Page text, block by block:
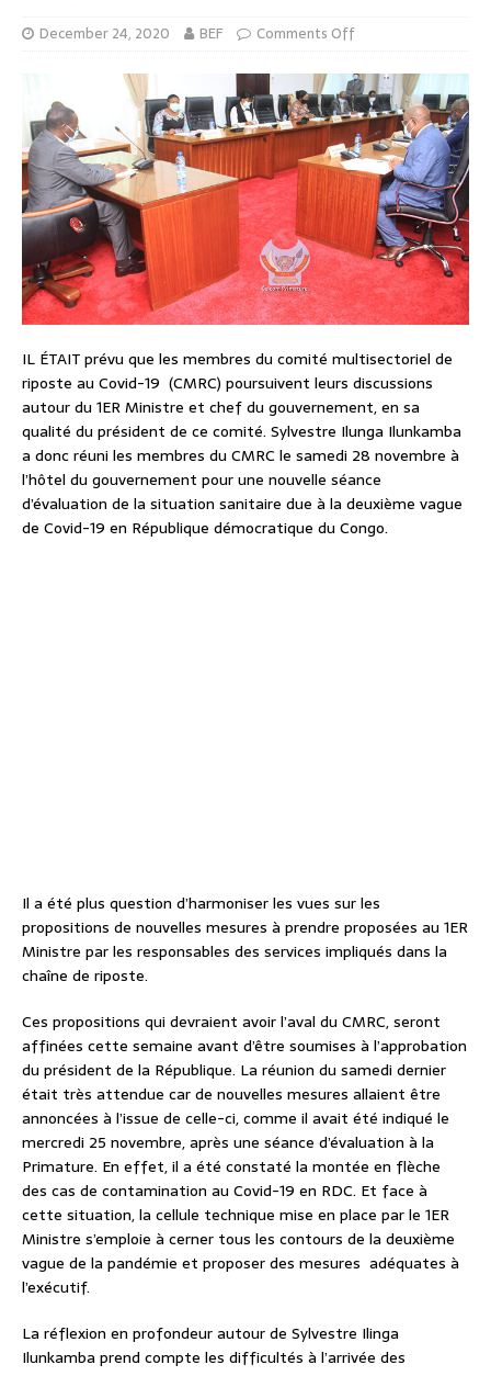
December 24, 2020 BEF Comments Off
IL ÉTAIT prévu que les membres du comité multisectoriel de
riposte au Covid-19 (CMRC) poursuivent leurs discussions
autour du 1ER Ministre et chef du gouvernement, en sa
qualité du président de ce comité. Sylvestre Ilunga Ilunkamba
a donc réuni les membres du CMRC le samedi 28 novembre à
l’hôtel du gouvernement pour une nouvelle séance
d’évaluation de la situation sanitaire due à la deuxième vague
de Covid-19 en République démocratique du Congo.
Il a été plus question d’harmoniser les vues sur les
propositions de nouvelles mesures à prendre proposées au 1ER
Ministre par les responsables des services impliqués dans la
chaîne de riposte.
Ces propositions qui devraient avoir l’aval du CMRC, seront
affinées cette semaine avant d’être soumises à l’approbation
du président de la République. La réunion du samedi dernier
était très attendue car de nouvelles mesures allaient être
annoncées à l’issue de celle-ci, comme il avait été indiqué le
mercredi 25 novembre, après une séance d’évaluation à la
Primature. En effet, il a été constaté la montée en flèche
des cas de contamination au Covid-19 en RDC. Et face à
cette situation, la cellule technique mise en place par le 1ER
Ministre s’emploie à cerner tous les contours de la deuxième
vague de la pandémie et proposer des mesures adéquates à
l’exécutif.
La réflexion en profondeur autour de Sylvestre Ilinga
Ilunkamba prend compte les difficultés à l’arrivée des